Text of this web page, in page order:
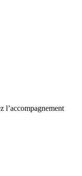
l’accompagnement